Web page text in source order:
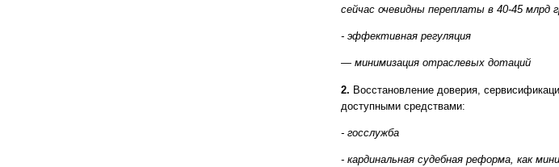
сейчас очевидны переплаты в 40-45 млрд
- эффективная регуляция
— минимизация отраслевых дотаций
2. Восстановление доверия,
доступными средствами:
- госслужба
- кардинальная судебная реформа, как